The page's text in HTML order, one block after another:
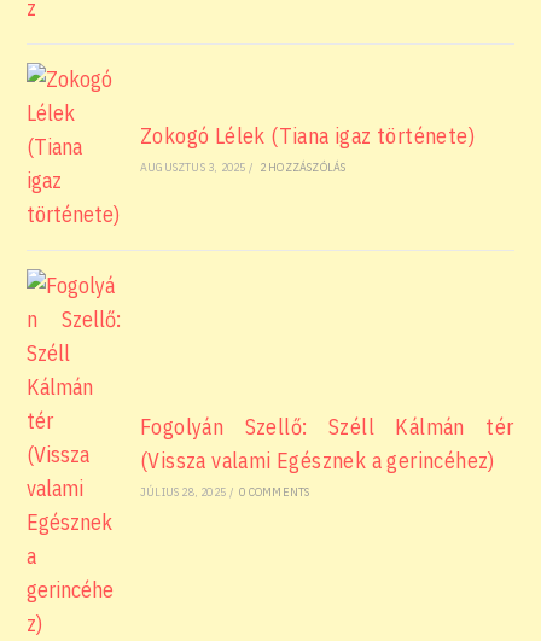
Zokogó Lélek (Tiana igaz története)
AUGUSZTUS 3, 2025 / 2 HOZZÁSZÓLÁS
Fogolyán Szellő: Széll Kálmán tér
(Vissza valami Egésznek a gerincéhez)
JÚLIUS 28, 2025 / 0 COMMENTS